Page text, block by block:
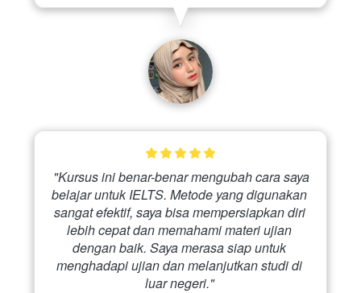
belajar untuk IELTS. Metode yang digunakan
sangat efektif, saya bisa mempersiapkan diri
lebih cepat dan memahami materi ujian
dengan baik. Saya merasa siap untuk
menghadapi ujian dan melanjutkan studi di
luar negeri."